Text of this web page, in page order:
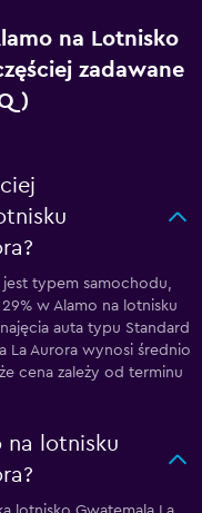
na Lotnisko
zadawane
typem samochodu,
w Alamo na lotnisku
auta typu Standard
La Aurora wynosi średnio
cena zależy od terminu
na lotnisku